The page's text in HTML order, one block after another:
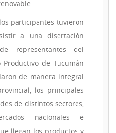
participantes tuvieron
a una disertación
representantes del
de Tucumán
de manera integral
los principales
de distintos sectores,
nacionales e
llegan los productos y